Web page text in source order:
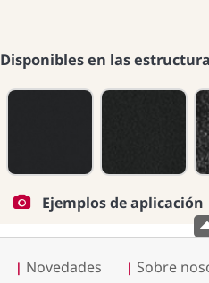
Disponibles en las
Ejemplos de aplicación
| Novedades | Sobre